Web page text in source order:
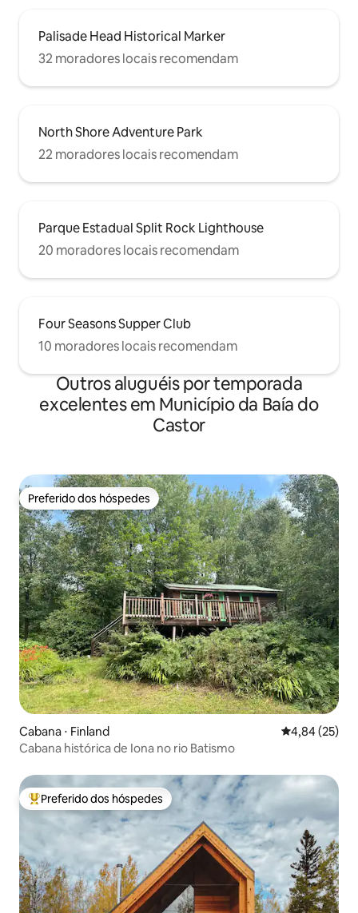
Palisade Head Historical Marker
32 moradores locais recomendam
North Shore Adventure Park
22 moradores locais recomendam
Parque Estadual Split Rock Lighthouse
20 moradores locais recomendam
Four Seasons Supper Club
10 moradores locais recomendam
Outros aluguéis por temporada
excelentes em Município da Baía do
Castor
Preferido dos hóspedes
Preferido dos hóspedes
Cabana ⋅ Finland 4,84 de uma
4,84 (25)
Cabana histórica de Iona no rio Batismo
Entre os melhores preferidos dos hóspedes
Preferido dos hóspedes